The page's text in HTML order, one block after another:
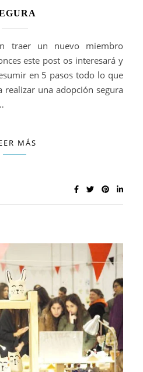
traer un nuevo miembro
este post os interesará y
en 5 pasos todo lo que
realizar una adopción segura
MÁS